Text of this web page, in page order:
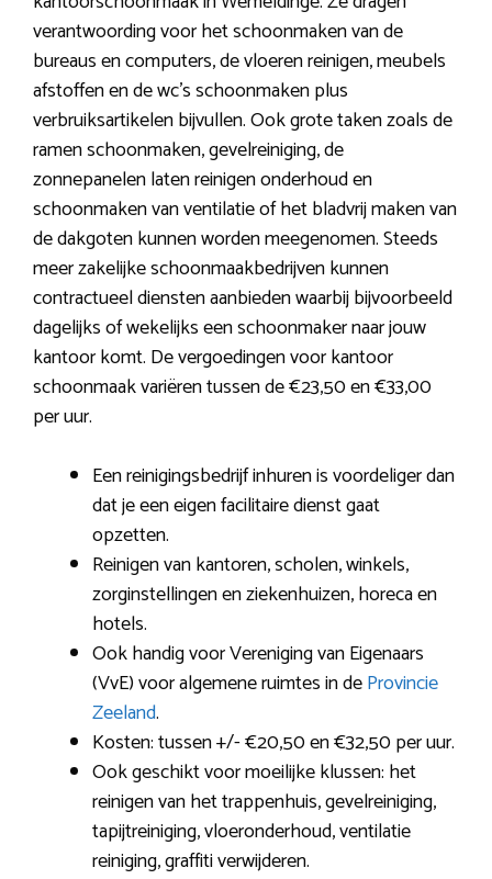
verantwoording voor het schoonmaken van de
bureaus en computers, de vloeren reinigen, meubels
afstoffen en de wc’s schoonmaken plus
verbruiksartikelen bijvullen. Ook grote taken zoals de
ramen schoonmaken, gevelreiniging, de
zonnepanelen laten reinigen onderhoud en
schoonmaken van ventilatie of het bladvrij maken van
de dakgoten kunnen worden meegenomen. Steeds
meer zakelijke schoonmaakbedrijven kunnen
contractueel diensten aanbieden waarbij bijvoorbeeld
dagelijks of wekelijks een schoonmaker naar jouw
kantoor komt. De vergoedingen voor kantoor
schoonmaak variëren tussen de €23,50 en €33,00
per uur.
Een reinigingsbedrijf inhuren is voordeliger dan
dat je een eigen facilitaire dienst gaat
opzetten.
Reinigen van kantoren, scholen, winkels,
zorginstellingen en ziekenhuizen, horeca en
hotels.
Ook handig voor Vereniging van Eigenaars
(VvE) voor algemene ruimtes in deProvincie
Zeeland.
Kosten: tussen +/- €20,50 en €32,50 per uur.
Ook geschikt voor moeilijke klussen: het
reinigen van het trappenhuis, gevelreiniging,
tapijtreiniging, vloeronderhoud, ventilatie
reiniging, graffiti verwijderen.